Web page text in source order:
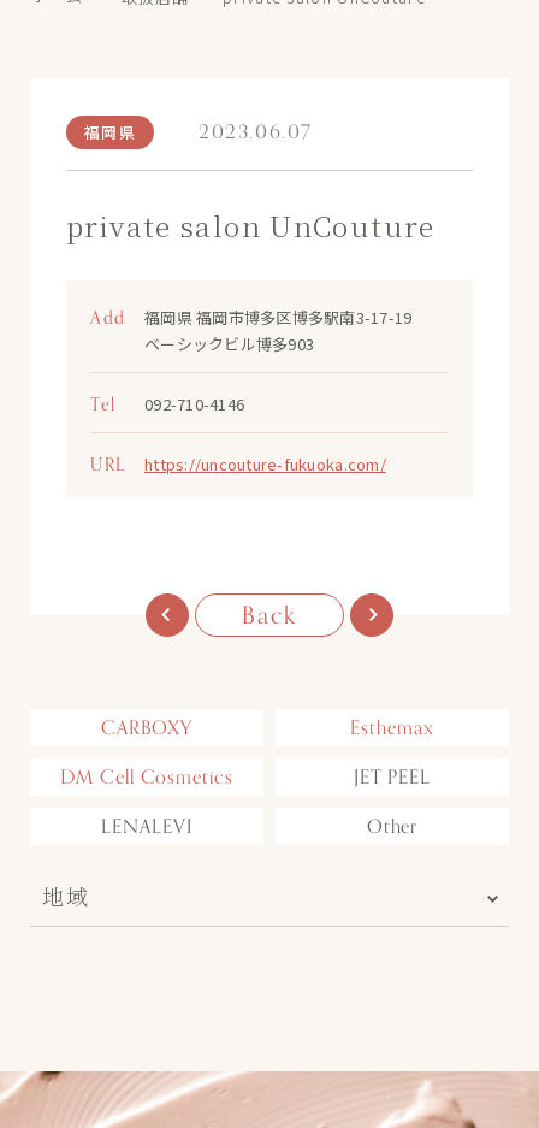
福岡県 2023.06.07
private salon UnCouture
Add
福岡県 福岡市博多区博多駅南3-17-19
ベーシックビル博多903
Tel 092-710-4146
URL https://uncouture-fukuoka.com/
Back
CARBOXY
Esthemax
DM Cell Cosmetics
JET PEEL
LENALEVI
Other
地域